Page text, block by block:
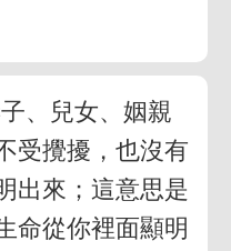
、兒女、姻親
受攪擾，也沒有
出來；這意思是
命從你裡面顯明